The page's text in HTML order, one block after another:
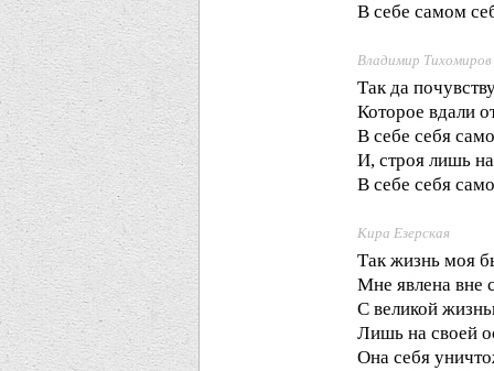
В себе самом
Владимир Тихомиров
Так да
Которое вдали
В себе себя
И, строя лишь
В себе себя
Кира Езерская
Так жизнь моя
Мне явлена вне
С великой
Лишь на своей
Она себя